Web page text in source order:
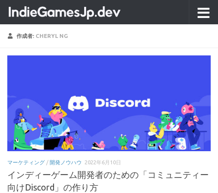
コンテンツへスキップ
作成者: CHERYL NG
マーケティング /開発ノウハウ 2022年6月10日
インディーゲーム開発者のための「コミュニティー
向けDiscord」の作り方